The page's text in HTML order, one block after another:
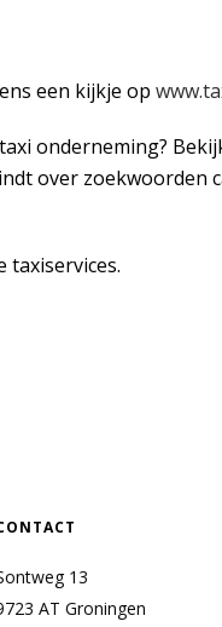
een kijkje op
onderneming?
over zoekwoorden
taxiservices.
13
AT Groningen